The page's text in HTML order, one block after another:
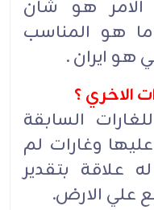
هو شأن
هو المناسب
هو ايران .
الاخري ؟
السابقة
وغارات لم
علاقة بتقدير
علي الارض.